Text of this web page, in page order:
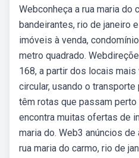
Webconheça a rua maria do
bandeirantes, rio de janeiro
imóveis à venda,
metro quadrado.
168, a partir dos locais
circular, usando o
têm rotas que passam perto
encontra muitas ofertas de
maria do. Web3 anúncios
rua maria do carmo, rio de